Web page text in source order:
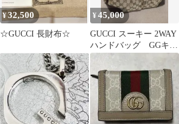
¥32,500
☆GUCCI 長財布☆
¥45,000
GUCCI スーキー 2WAY
ハンドバッグ GGキャ
ンバス